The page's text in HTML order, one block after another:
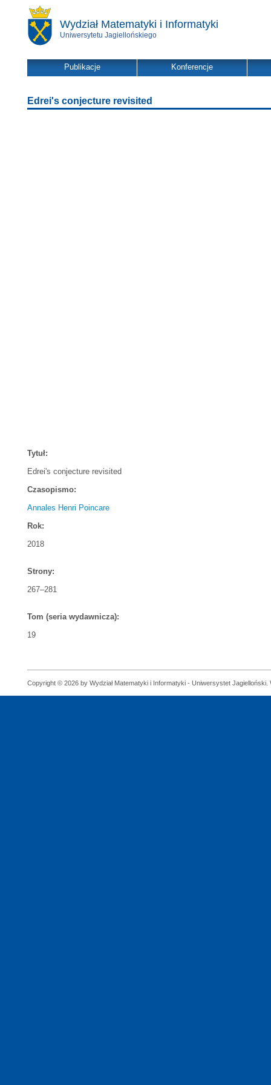
Wydział Matematyki i Informatyki
Uniwersytetu Jagiellońskiego
Publikacje Konferencje
Edrei's conjecture revisited
Tytuł:
Edrei's conjecture revisited
Czasopismo:
Annales Henri Poincare
Rok:
2018
Strony:
267–281
Tom (seria wydawnicza):
19
Copyright © 2026 by Wydział Matematyki i Informatyki - Uniwersystet